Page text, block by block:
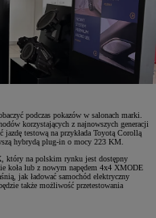
podczas pokazów w salonach marki.
korzystających z najnowszych generacji
testową na przykłada Toyotą Corollą
hybrydą plug-in o mocy 223 KM.
który na polskim rynku jest dostępny
koła lub z nowym napędem 4x4 XMODE
jak ładować samochód elektryczny
także możliwość przetestowania